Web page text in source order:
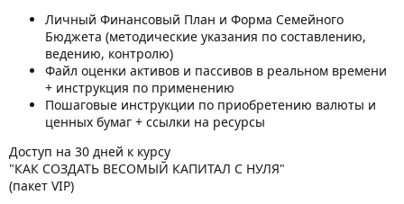
Личный Финансовый План и Форма Семейного
Бюджета (методические указания по составлению,
ведению, контролю)
Файл оценки активов и пассивов в реальном времени
+ инструкция по применению
Пошаговые инструкции по приобретению валюты и
ценных бумаг + ссылки на ресурсы
Доступ на 30 дней к курсу
"КАК СОЗДАТЬ ВЕСОМЫЙ КАПИТАЛ С НУЛЯ"
(пакет VIP)